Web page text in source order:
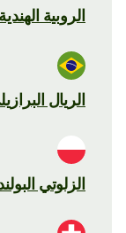
الروبية الهندية
الريال البرازيلي
الزلوتي البولندي